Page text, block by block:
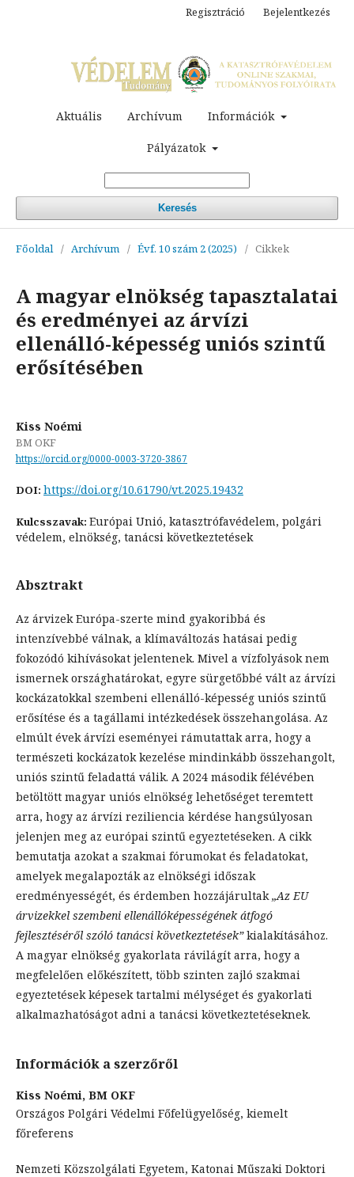
Aktuális Archívum Információk
Pályázatok
Keresés
Regisztráció Bejelentkezés
Főoldal / Archívum / Évf. 10 szám 2 (2025) / Cikkek
A magyar elnökség tapasztalatai
és eredményei az árvízi
ellenálló-képesség uniós szintű
erősítésében
Kiss Noémi
BM OKF
https://orcid.org/0000-0003-3720-3867
DOI: https://doi.org/10.61790/vt.2025.19432
Kulcsszavak: Európai Unió, katasztrófavédelem, polgári
védelem, elnökség, tanácsi következtetések
Absztrakt
Az árvizek Európa-szerte mind gyakoribbá és
intenzívebbé válnak, a klímaváltozás hatásai pedig
fokozódó kihívásokat jelentenek. Mivel a vízfolyások nem
ismernek országhatárokat, egyre sürgetőbbé vált az árvízi
kockázatokkal szembeni ellenálló-képesség uniós szintű
erősítése és a tagállami intézkedések összehangolása. Az
elmúlt évek árvízi eseményei rámutattak arra, hogy a
természeti kockázatok kezelése mindinkább összehangolt,
uniós szintű feladattá válik. A 2024 második félévében
betöltött magyar uniós elnökség lehetőséget teremtett
arra, hogy az árvízi reziliencia kérdése hangsúlyosan
jelenjen meg az európai szintű egyeztetéseken. A cikk
bemutatja azokat a szakmai fórumokat és feladatokat,
amelyek megalapozták az elnökségi időszak
eredményességét, és érdemben hozzájárultak„Az EU
árvizekkel szembeni ellenállóképességének átfogó
fejlesztéséről szóló tanácsi következtetések”kialakításához.
A magyar elnökség gyakorlata rávilágít arra, hogy a
megfelelően előkészített, több szinten zajló szakmai
egyeztetések képesek tartalmi mélységet és gyakorlati
alkalmazhatóságot adni a tanácsi következtetéseknek.
Információk a szerzőről
Kiss Noémi, BM OKF
Országos Polgári Védelmi Főfelügyelőség, kiemelt
főreferens
Nemzeti Közszolgálati Egyetem, Katonai Műszaki Doktori